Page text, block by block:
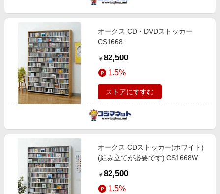
オークス CD・DVDストッカー
CS1668
￥ 82,500
1.5%
ストアにすすむ
オークス CDストッカー(ホワイト)
(組み立てが必要です) CS1668W
￥ 82,500
1.5%